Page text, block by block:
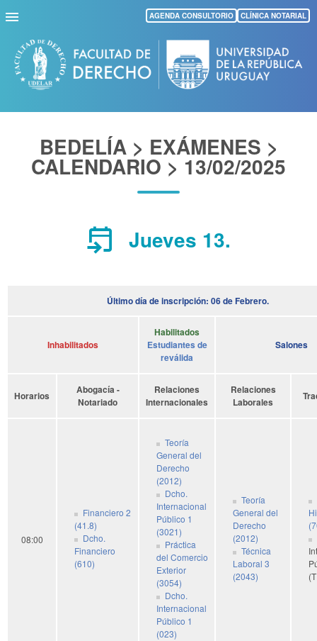
Pasar
al
contenido
principal
AGENDA CONSULTORIO CLÍNICA NOTARIAL
BEDELÍA > EXÁMENES >
CALENDARIO > 13/02/2025
event_upcoming Jueves 13.
Último día de inscripción: 06 de Febrero.
Inhabilitados
Habilitados
Estudiantes de
reválida
Salones
Horarios
Abogacía -
Notariado
Relaciones
Internacionales
Relaciones
Laborales
08:00
Financiero 2
(41.8)
Dcho.
Financiero
(610)
Teoría
General del
Derecho
(2012)
Dcho.
Internacional
Público 1
(3021)
Práctica
del Comercio
Exterior
(3054)
Dcho.
Internacional
Público 1
(023)
Teoría
General del
Derecho
(2012)
Técnica
Laboral 3
(2043)